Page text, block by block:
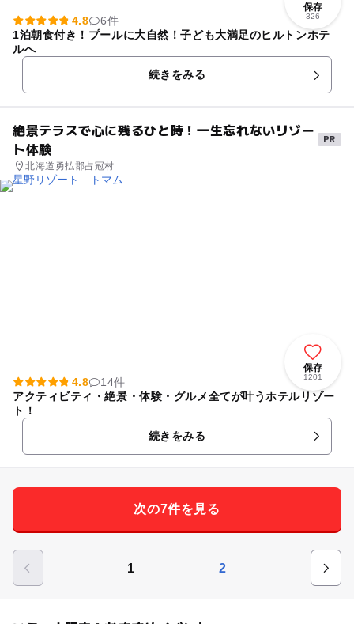
保存
326
4.8
6件
1泊朝食付き！プールに大自然！子ども大満足のヒルトンホテ
ルへ
続きをみる
絶景テラスで心に残るひと時！一生忘れないリゾー
ト体験
北海道勇払郡占冠村
保存
1201
4.8
14件
アクティビティ・絶景・体験・グルメ全てが叶うホテルリゾー
ト！
続きをみる
次の7件を見る
1 2